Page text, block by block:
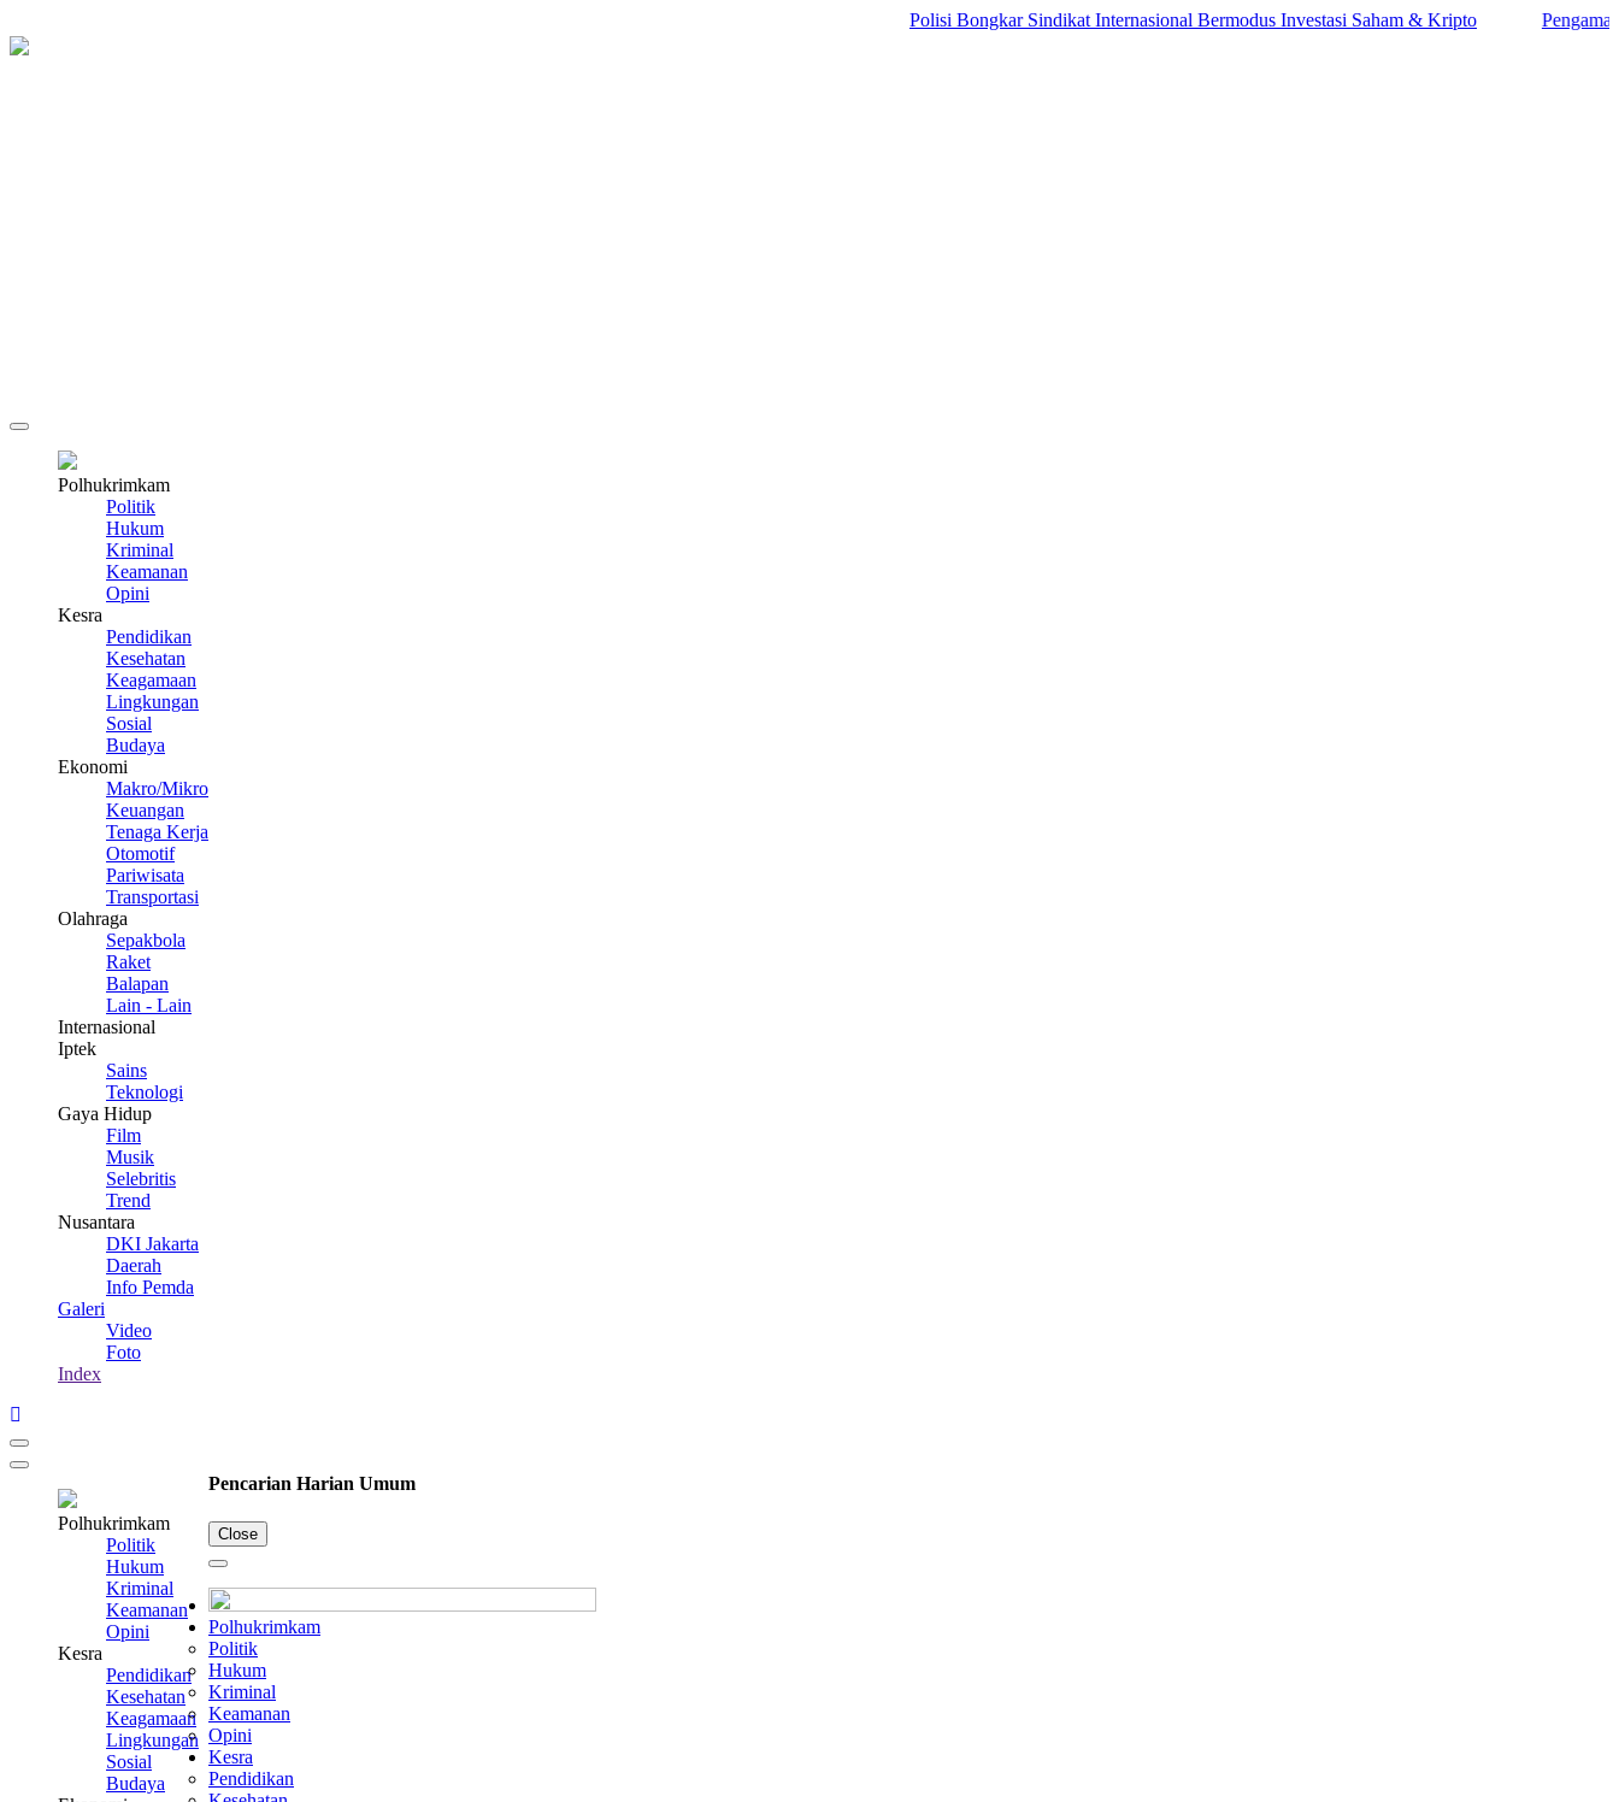
Polisi Bongkar Sindikat Internasional Bermodus Investasi Saham & Kripto Pengamat
Polhukrimkam
Politik
Hukum
Kriminal
Keamanan
Opini
Kesra
Pendidikan
Kesehatan
Keagamaan
Lingkungan
Sosial
Budaya
Ekonomi
Makro/Mikro
Keuangan
Tenaga Kerja
Otomotif
Pariwisata
Transportasi
Olahraga
Sepakbola
Raket
Balapan
Lain - Lain
Internasional
Iptek
Sains
Teknologi
Gaya Hidup
Film
Musik
Selebritis
Trend
Nusantara
DKI Jakarta
Daerah
Info Pemda
Galeri
Video
Foto
Index
Polhukrimkam
Politik
Hukum
Kriminal
Keamanan
Opini
Kesra
Pendidikan
Kesehatan
Keagamaan
Lingkungan
Sosial
Budaya
Pencarian Harian Umum
Close
Polhukrimkam
Politik
Hukum
Kriminal
Keamanan
Opini
Kesra
Pendidikan